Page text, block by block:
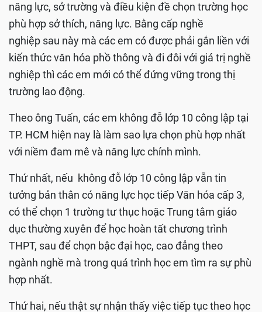
năng lực, sở trường và điều kiện đề chọn trường học
phù hợp sở thích, năng lực. Bằng cấp nghề
nghiệp sau này mà các em có được phải gắn liền với
kiến thức văn hóa phồ thông và đi đôi với giá trị nghề
nghiệp thì các em mới có thể đứng vững trong thị
trường lao động.
Theo ông Tuấn, các em không đỗ lớp 10 công lập tại
TP. HCM hiện nay là làm sao lựa chọn phù hợp nhất
với niềm đam mê và năng lực chính mình.
Thứ nhất, nếu không đỗ lớp 10 công lập vẫn tin
tưởng bản thân có năng lực học tiếp Văn hóa cấp 3,
có thể chọn 1 trường tư thục hoặc Trung tâm giáo
dục thường xuyên để học hoàn tất chương trình
THPT, sau để chọn bậc đại học, cao đẳng theo
ngành nghề mà trong quá trình học em tìm ra sự phù
hợp nhất.
Thứ hai, nếu thật sự nhận thấy việc tiếp tục theo học